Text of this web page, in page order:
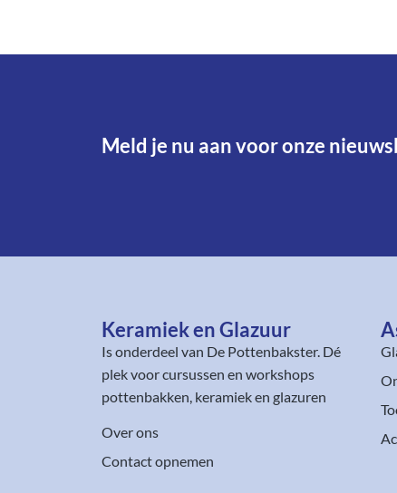
Meld je nu aan voor onze
Keramiek en Glazuur​
Is onderdeel van De Pottenbakster. Dé
plek voor cursussen en workshops
pottenbakken, keramiek en glazuren
Over ons
Contact opnemen